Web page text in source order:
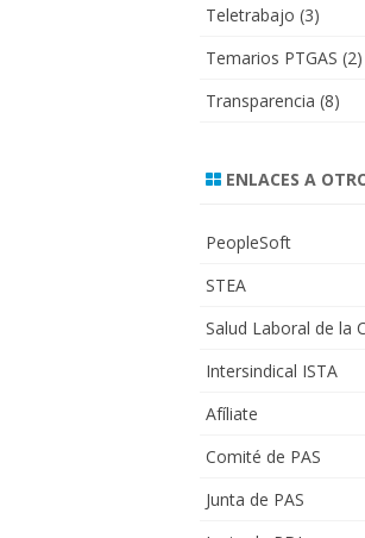
Teletrabajo (3)
Temarios PTGAS (2)
Transparencia (8)
ENLACES A
PeopleSoft
STEA
Salud Laboral de la
Intersindical ISTA
Afíliate
Comité de PAS
Junta de PAS